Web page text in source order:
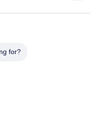
कोर तार व्यास Φ0.5-6.0
for?